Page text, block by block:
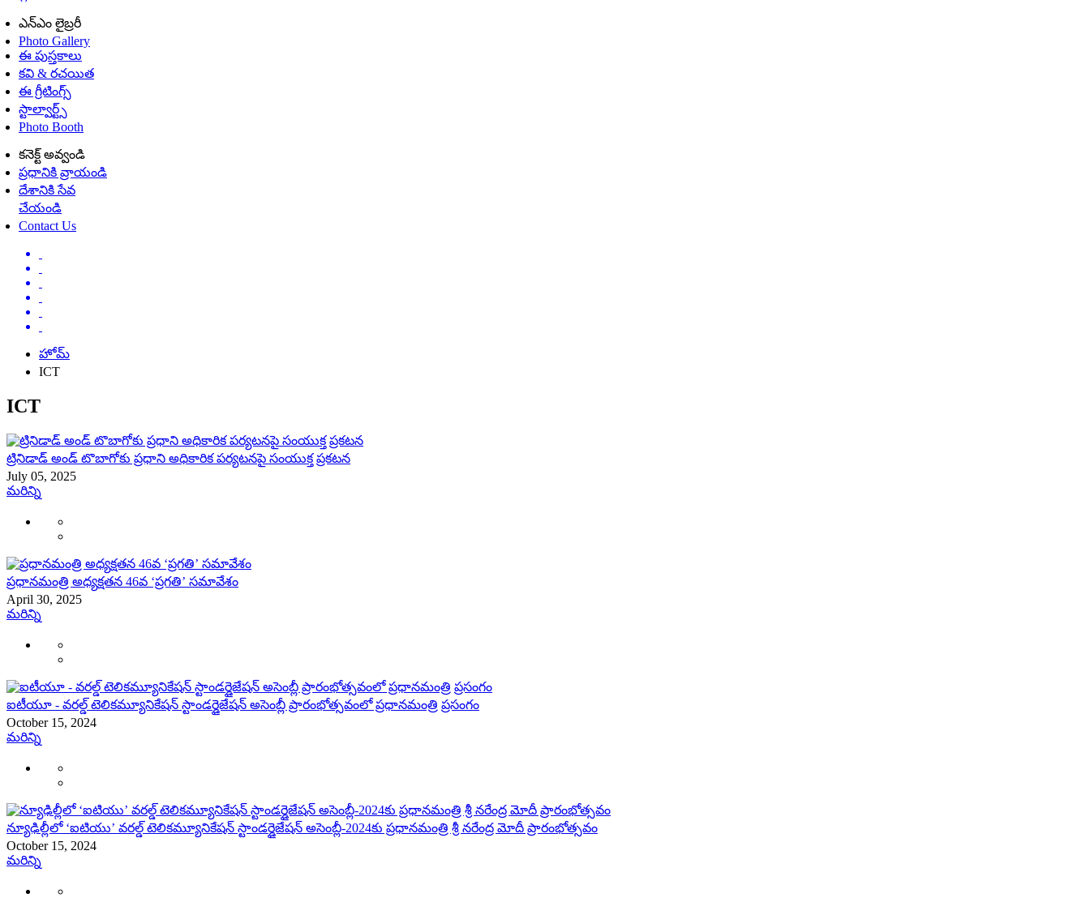
ఎన్ఎం లైబ్రరీ
Photo Gallery
ఈ పుస్తకాలు
కవి & రచయిత
ఈ గ్రీటింగ్స్
స్టాల్వార్ట్స్
Photo Booth
కనెక్ట్ అవ్వండి
ప్రధానికి వ్రాయండి
దేశానికి సేవ
చేయండి
Contact Us
హోమ్
ICT
ICT
ట్రినిడాడ్ అండ్ టొబాగోకు ప్రధాని అధికారిక పర్యటనపై సంయుక్త ప్రకటన
July 05, 2025
మరిన్ని
ప్రధానమంత్రి అధ్యక్షతన 46వ ‘ప్రగతి’ సమావేశం
April 30, 2025
మరిన్ని
ఐటీయూ - వరల్డ్ టెలికమ్యూనికేషన్ స్టాండర్డైజేషన్ అసెంబ్లీ ప్రారంభోత్సవంలో ప్రధానమంత్రి ప్రసంగం
October 15, 2024
మరిన్ని
న్యూఢిల్లీలో ‘ఐటియు’ వరల్డ్ టెలికమ్యూనికేషన్ స్టాండర్డైజేషన్ అసెంబ్లీ-2024కు ప్రధానమంత్రి శ్రీ నరేంద్ర మోదీ ప్రారంభోత్సవం
October 15, 2024
మరిన్ని